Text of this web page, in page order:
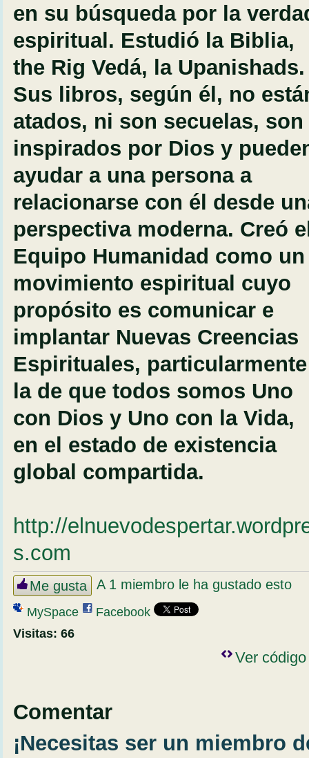
en su búsqueda por la
espiritual. Estudió la Biblia,
the Rig Vedá, la Upanishads.
Sus libros, según él, no
atados, ni son secuelas, son
inspirados por Dios y
ayudar a una persona a
relacionarse con él desde
perspectiva moderna. Creó
Equipo Humanidad como un
movimiento espiritual cuyo
propósito es comunicar e
implantar Nuevas Creencias
Espirituales, particularmente
la de que todos somos Uno
con Dios y Uno con la Vida,
en el estado de existencia
global compartida.
http://
s.com
Me gusta A 1 miembro le ha gustado esto
MySpace
Facebook
Visitas: 66
Ver
Comentar
¡Necesitas ser un miembro